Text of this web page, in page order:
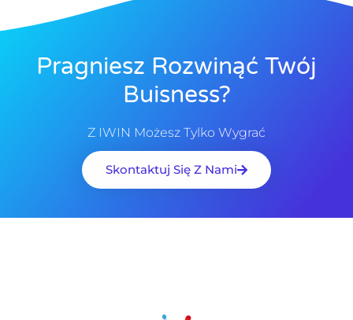
Pragniesz Rozwinąć Twój
Buisness?
Z IWIN Możesz Tylko Wygrać
Skontaktuj Się Z Nami